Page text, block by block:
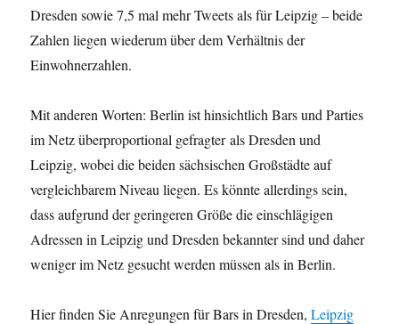
Dresden sowie 7,5 mal mehr Tweets als für Leipzig – beide
Zahlen liegen wiederum über dem Verhältnis der
Einwohnerzahlen.
Mit anderen Worten: Berlin ist hinsichtlich Bars und Parties
im Netz überproportional gefragter als Dresden und
Leipzig, wobei die beiden sächsischen Großstädte auf
vergleichbarem Niveau liegen. Es könnte allerdings sein,
dass aufgrund der geringeren Größe die einschlägigen
Adressen in Leipzig und Dresden bekannter sind und daher
weniger im Netz gesucht werden müssen als in Berlin.
Hier finden Sie Anregungen für Bars in Dresden,Leipzig